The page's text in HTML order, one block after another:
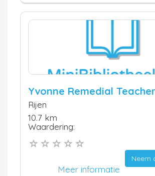
Yvonne Remedial Teacher
Rijen
10.7 km
Waardering:
Neem
Meer informatie